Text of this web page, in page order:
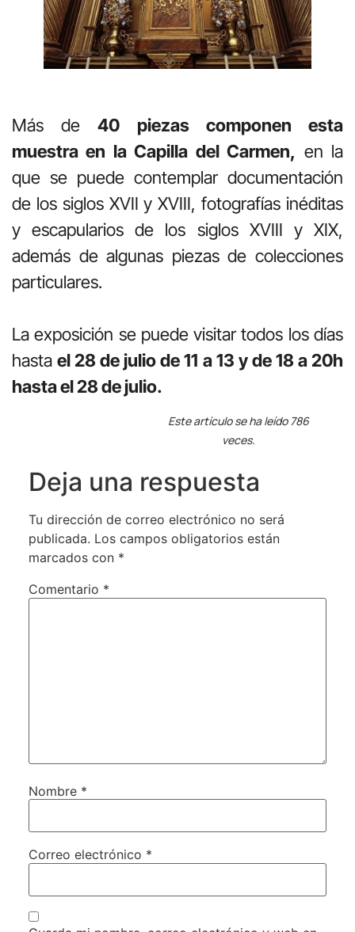
Más de40 piezas componen esta
muestra en la Capilla del Carmen, en la
que se puede contemplar documentación
de los siglos XVII y XVIII, fotografías inéditas
y escapularios de los siglos XVIII y XIX,
además de algunas piezas de colecciones
particulares.
La exposición se puede visitar todos los días
hastael 28 de julio de 11 a 13 y de 18 a 20h
hasta el 28 de julio.
Este artículo se ha leído 786
veces.
Deja una respuesta
Tu dirección de correo electrónico no será
publicada. Los campos obligatorios están
marcados con *
Comentario *
Nombre *
Correo electrónico *